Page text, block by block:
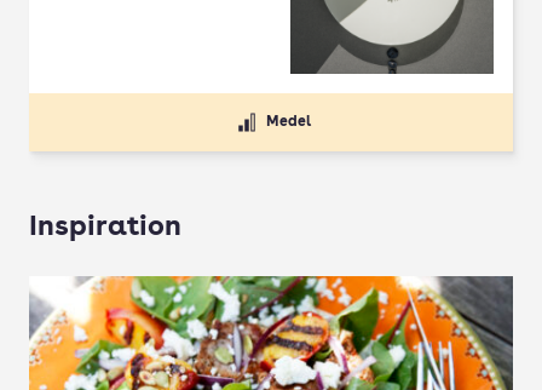
Medel
Inspiration